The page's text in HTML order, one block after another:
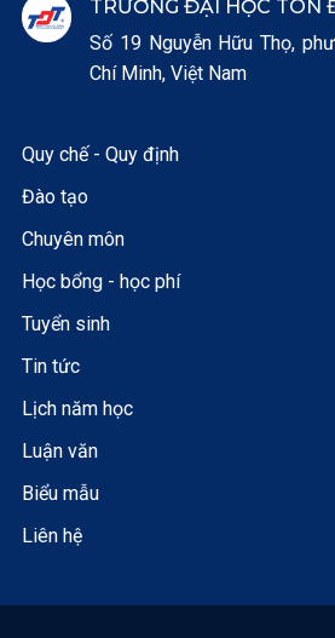
TRƯỜNG ĐẠI HỌC TÔN
Số 19 Nguyễn Hữu Thọ,
Chí Minh, Việt Nam
Quy chế - Quy định
Đào tạo
Chuyên môn
Học bổng - học phí
Tuyển sinh
Tin tức
Lịch năm học
Luận văn
Biểu mẫu
Liên hệ